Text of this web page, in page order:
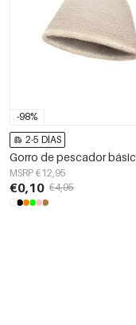
-98%
2-5 DÍAS
MSRP €12,95
€0,10 €4,95